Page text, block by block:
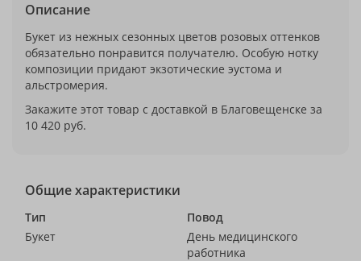
Описание
Букет из нежных сезонных цветов розовых оттенков
обязательно понравится получателю. Особую нотку
композиции придают экзотические эустома и
альстромерия.
Закажите этот товар с доставкой в Благовещенске за
10 420 руб.
Общие характеристики
Тип
Букет
Повод
День медицинского
работника